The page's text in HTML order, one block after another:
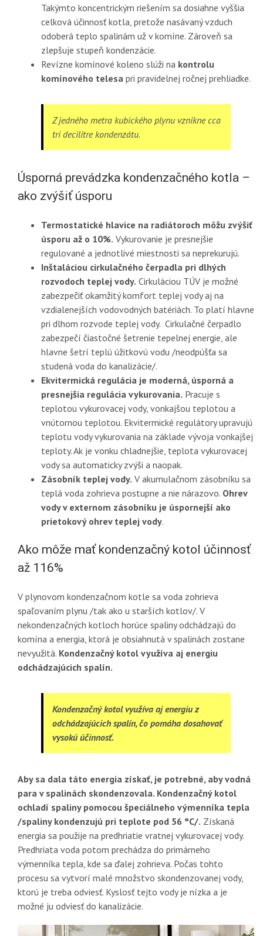
Takýmto koncentrickým riešením sa dosiahne vyššia
celková účinnosť kotla, pretože nasávaný vzduch
odoberá teplo spalinám už v komíne. Zároveň sa
zlepšuje stupeň kondenzácie.
Revízne komínové koleno slúži na kontrolu
komínového telesapri pravidelnej ročnej prehliadke.
Z jedného metra kubického plynu vznikne cca
tri decilitre kondenzátu.
Úsporná prevádzka kondenzačného kotla –
ako zvýšiť úsporu
Termostatické hlavice na radiátoroch môžu zvýšiť
úsporu až o 10%. Vykurovanie je presnejšie
regulované a jednotlivé miestnosti sa neprekurujú.
Inštaláciou cirkulačného čerpadla pri dlhých
rozvodoch teplej vody. Cirkuláciou TÚV je možné
zabezpečiť okamžitý komfort teplej vody aj na
vzdialenejších vodovodných batériách. To platí hlavne
pri dlhom rozvode teplej vody. Cirkulačné čerpadlo
zabezpečí čiastočné šetrenie tepelnej energie, ale
hlavne šetrí teplú úžitkovú vodu /neodpúšťa sa
studená voda do kanalizácie/.
Ekvitermická regulácia je moderná, úsporná a
presnejšia regulácia vykurovania. Pracuje s
teplotou vykurovacej vody, vonkajšou teplotou a
vnútornou teplotou. Ekvitermické regulátory upravujú
teplotu vody vykurovania na základe vývoja vonkajšej
teploty. Ak je vonku chladnejšie, teplota vykurovacej
vody sa automaticky zvýši a naopak.
Zásobník teplej vody. V akumulačnom zásobníku sa
teplá voda zohrieva postupne a nie nárazovo. Ohrev
vody v externom zásobníku je úspornejší ako
prietokový ohrev teplej vody.
Ako môže mať kondenzačný kotol účinnosť
až 116%
V plynovom kondenzačnom kotle sa voda zohrieva
spaľovaním plynu /tak ako u starších kotlov/. V
nekondenzačných kotloch horúce spaliny odchádzajú do
komína a energia, ktorá je obsiahnutá v spalinách zostane
nevyužitá. Kondenzačný kotol využíva aj energiu
odchádzajúcich spalín.
Kondenzačný kotol využíva aj energiu z
odchádzajúcich spalín, čo pomáha dosahovať
vysokú účinnosť.
Aby sa dala táto energia získať, je potrebné, aby vodná
para v spalinách skondenzovala. Kondenzačný kotol
ochladí spaliny pomocou špeciálneho výmenníka tepla
/spaliny kondenzujú pri teplote pod 56 °C/. Získaná
energia sa použije na predhriatie vratnej vykurovacej vody.
Predhriata voda potom prechádza do primárneho
výmenníka tepla, kde sa ďalej zohrieva. Počas tohto
procesu sa vytvorí malé množstvo skondenzovanej vody,
ktorú je treba odviesť. Kyslosť tejto vody je nízka a je
možné ju odviesť do kanalizácie.